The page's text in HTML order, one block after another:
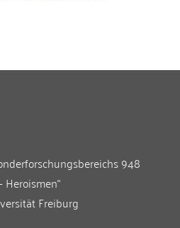
948
Freiburg